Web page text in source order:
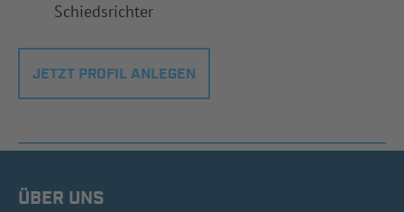
Schiedsrichter
JETZT PROFIL ANLEGEN
ÜBER UNS